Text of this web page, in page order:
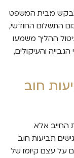
לבקש מבית המשפט
התשלום החודשי,
ההליך משמעו
והעיקולים,
חוב
החייב אלא
תביעות חוב
על עצם קיומו של